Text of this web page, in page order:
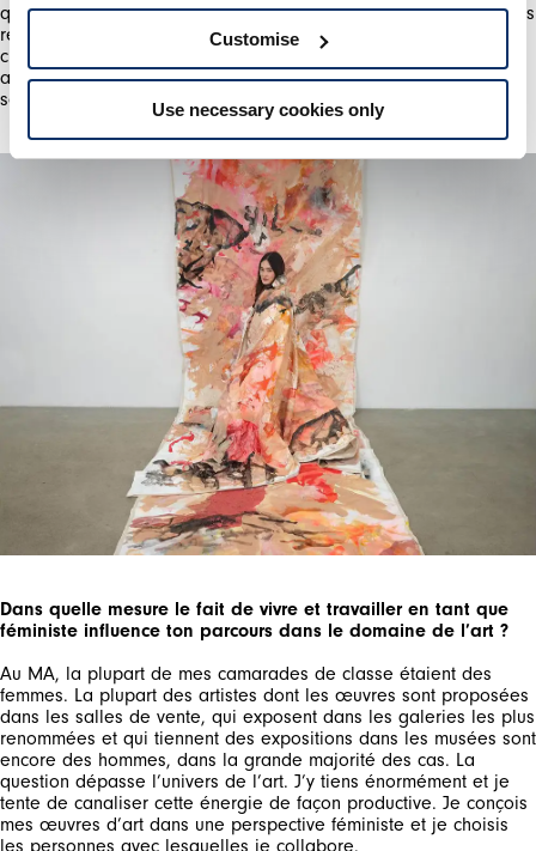
Customise
Use necessary cookies only
quelqu’un, pas seulement pour moi personnellement. Les artistes
résolvent les problèmes dans un esprit créatif, je pense que
chacun d’entre nous est capable d’appliquer seul ces capacités
au marketing. Cela peut-être amusant, il ne faut pas que cela
soit trop sérieux.
Dans quelle mesure le fait de vivre et travailler en tant que
féministe influence ton parcours dans le domaine de l’art ?
Au MA, la plupart de mes camarades de classe étaient des
femmes. La plupart des artistes dont les œuvres sont proposées
dans les salles de vente, qui exposent dans les galeries les plus
renommées et qui tiennent des expositions dans les musées sont
encore des hommes, dans la grande majorité des cas. La
question dépasse l’univers de l’art. J’y tiens énormément et je
tente de canaliser cette énergie de façon productive. Je conçois
mes œuvres d’art dans une perspective féministe et je choisis
les personnes avec lesquelles je collabore.